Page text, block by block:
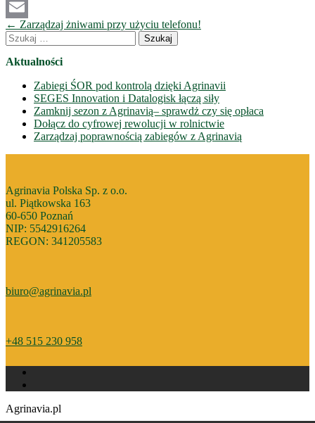
PrintFriendly
Email
Nawigacja
wpisów
← Zarządzaj żniwami przy użyciu telefonu!
Szukaj:
Aktualności
Zabiegi ŚOR pod kontrolą dzięki Agrinavii
SEGES Innovation i Datalogisk łączą siły
Zamknij sezon z Agrinavią– sprawdż czy się opłaca
Dołącz do cyfrowej rewolucji w rolnictwie
Zarządzaj poprawnością zabiegów z Agrinavią
Agrinavia Polska Sp. z o.o.
ul. Piątkowska 163
60-650 Poznań
NIP: 5542916264
REGON: 341205583
biuro@agrinavia.pl
+48 515 230 958
Agrinavia.pl